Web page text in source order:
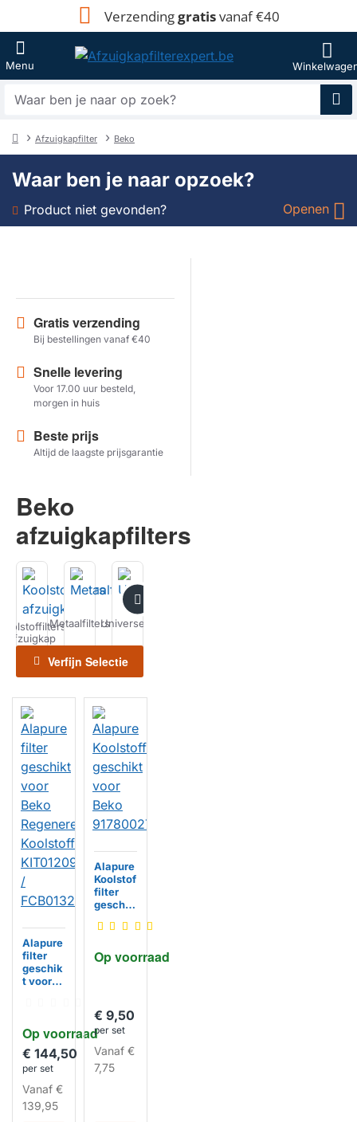
Verzendinggratisvanaf €40
Waar
zoek?
Afzuigkapfilter Beko
Waar ben je naar opzoek?
Product niet gevonden? Openen
Model
Herstel zoekopdracht
Gratis verzending
Bij bestellingen vanaf €40
Snelle levering
Voor 17.00 uur besteld,
morgen in huis
Beste prijs
Altijd de laagste prijsgarantie
Beko
afzuigkapfilters
afzuigkap
MetaalfiltersUniverseel
Verfijn Selectie
HUISMERK
Op voorraad
Alapure
filter
geschik
t voor
Koolstof
filter
KIT0120
952 /
FCB013
2356B
€ 144,50
per set
Vanaf €
139,95
HUISMERK
Op voorraad
Alapure
Koolstof
filter
geschik
Beko
2736
€ 9,50
per set
Vanaf€
7,75